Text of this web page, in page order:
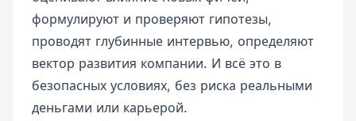
формулируют и проверяют гипотезы,
проводят глубинные интервью, определяют
вектор развития компании. И всё это в
безопасных условиях, без риска реальными
деньгами или карьерой.